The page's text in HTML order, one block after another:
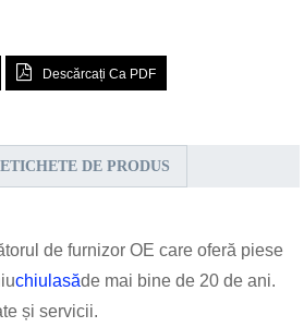
Descărcați Ca PDF
ETICHETE DE PRODUS
de furnizor OE care oferă piese
chiulasăde mai bine de 20 de ani.
și servicii.